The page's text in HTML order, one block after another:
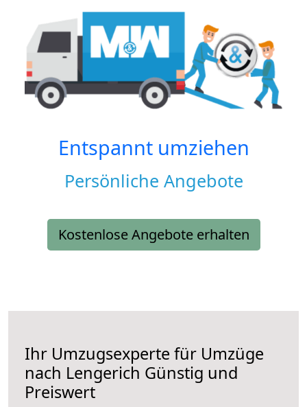
Entspannt umziehen
Persönliche Angebote
Kostenlose Angebote erhalten
Ihr Umzugsexperte für Umzüge
nach Lengerich Günstig und
Preiswert